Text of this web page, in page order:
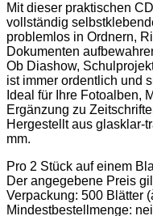
Mit dieser praktischen
vollständig
problemlos in Ordnern,
Dokumenten
Ob Diashow,
ist immer ordentlich und
Ideal für Ihre Fotoalben,
Ergänzung zu
Hergestellt aus glasklar-
mm.
Pro 2 Stück auf einem
Der angegebene Preis
Verpackung: 500 Blätter
Mindestbestellmenge: